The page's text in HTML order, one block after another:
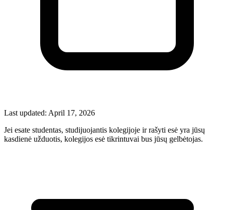
Last updated: April 17, 2026
Jei esate studentas, studijuojantis kolegijoje ir rašyti esė yra jūsų
kasdienė užduotis, kolegijos esė tikrintuvai bus jūsų gelbėtojas.